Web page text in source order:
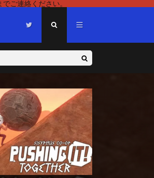
ご連絡ください。